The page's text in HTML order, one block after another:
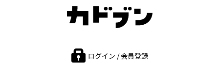
ログイン / 会員登録